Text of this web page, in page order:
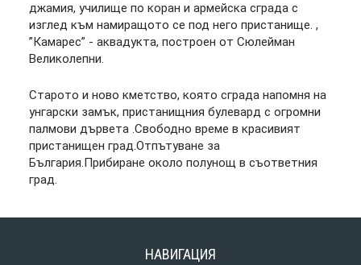
джамия, училище по коран и армейска сграда с
изглед към намиращото се под него пристанище. ,
”Камарес” - аквадукта, построен от Сюлейман
Великолепни.
Старото и ново кметство, която сграда напомня на
унгарски замък, пристанищния булевард с огромни
палмови дървета .Свободно време в красивият
пристанищен град.Отпътуване за
България.Прибиране около полунощ в съответния
град.
НАВИГАЦИЯ